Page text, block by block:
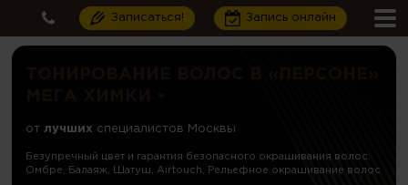
Записаться! Запись онлайн
от лучших специалистов Москвы
Безупречный цвет и гарантия безопасного окрашивания волос:
Омбре, Балаяж, Шатуш, Airtouch, Рельефное окрашивание волос